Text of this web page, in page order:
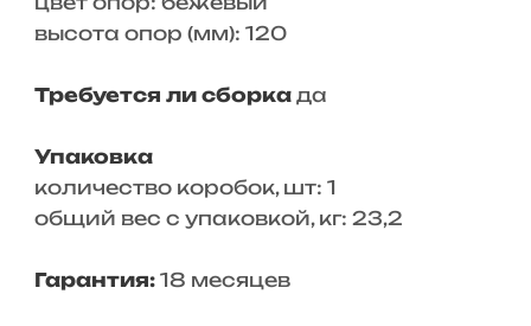
высота опор (мм): 120
Требуется ли сборка да
Упаковка
количество коробок, шт: 1
общий вес с упаковкой, кг: 23,2
Гарантия:18 месяцев